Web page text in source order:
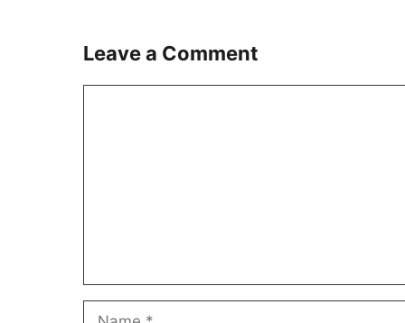
Leave a Comment
Name